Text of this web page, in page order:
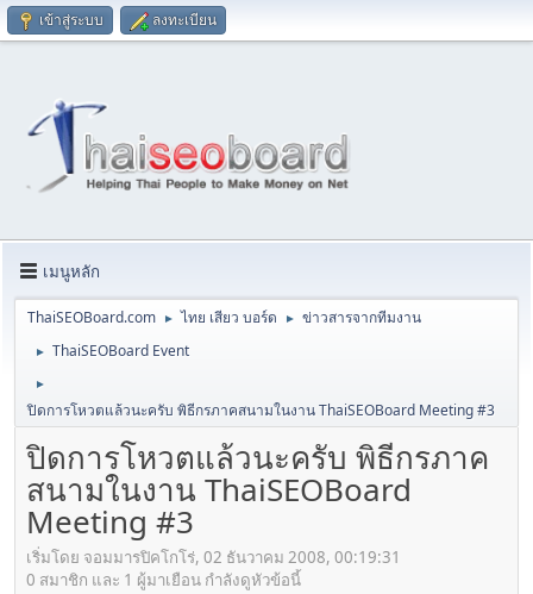
เข้าสู่ระบบ ลงทะเบียน
เมนูหลัก
ThaiSEOBoard.com ► ไทย เสียว บอร์ด ► ข่าวสารจากทีมงาน
► ThaiSEOBoard Event
►
ปิดการโหวตแล้วนะครับ พิธีกรภาคสนามในงาน ThaiSEOBoard Meeting #3
ปิดการโหวตแล้วนะครับ พิธีกรภาค
สนามในงาน ThaiSEOBoard
Meeting #3
เริ่มโดย จอมมารปิคโกโร่, 02 ธันวาคม 2008, 00:19:31
0 สมาชิก และ 1 ผู้มาเยือน กำลังดูหัวข้อนี้